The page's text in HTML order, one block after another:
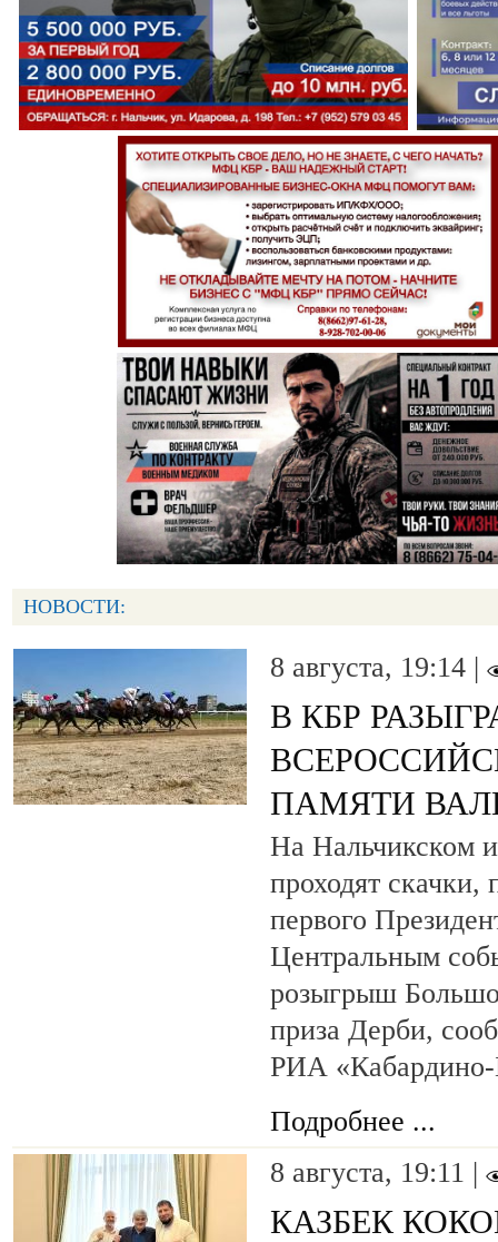
НОВОСТИ:
8 августа, 19:14 |
В КБР
ПАМЯТИ
На Нальчикском
проходят
первого
Центральным
розыгрыш
приза Дерби,
РИА «Кабардино-
Подробнее ...
8 августа, 19:11 |
КАЗБЕК